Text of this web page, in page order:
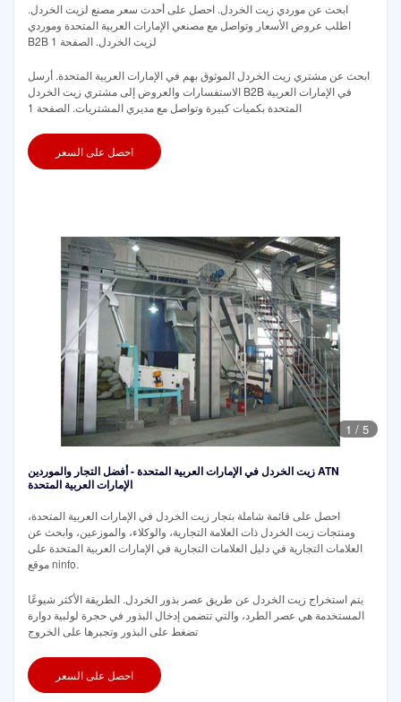
ابحث عن موردي زيت الخردل. احصل على أحدث سعر مصنع لزيت الخردل.
اطلب عروض الأسعار وتواصل مع مصنعي الإمارات العربية المتحدة وموردي
B2B لزيت الخردل. الصفحة 1
ابحث عن مشتري زيت الخردل الموثوق بهم في الإمارات العربية المتحدة. أرسل
الاستفسارات والعروض إلى مشتري زيت الخردل B2B في الإمارات العربية
المتحدة بكميات كبيرة وتواصل مع مديري المشتريات. الصفحة 1
احصل على السعر
1 / 5
زيت الخردل في الإمارات العربية المتحدة - أفضل التجار والموردين ATN
الإمارات العربية المتحدة
احصل على قائمة شاملة بتجار زيت الخردل في الإمارات العربية المتحدة،
ومنتجات زيت الخردل ذات العلامة التجارية، والوكلاء، والموزعين، وابحث عن
العلامات التجارية في دليل العلامات التجارية في الإمارات العربية المتحدة على
موقع ninfo.
يتم استخراج زيت الخردل عن طريق عصر بذور الخردل. الطريقة الأكثر شيوعًا
المستخدمة هي عصر الطرد، والتي تتضمن إدخال البذور في حجرة لولبية دوارة
تضغط على البذور وتجبرها على الخروج
احصل على السعر